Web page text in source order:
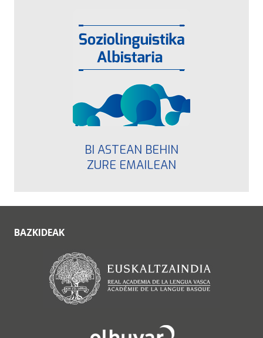
BI ASTEAN BEHIN
ZURE EMAILEAN
BAZKIDEAK